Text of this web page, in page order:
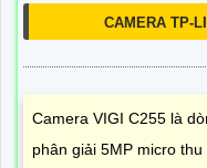
CAMERA TP-
Camera VIGI C255 là
phân giải 5MP micro